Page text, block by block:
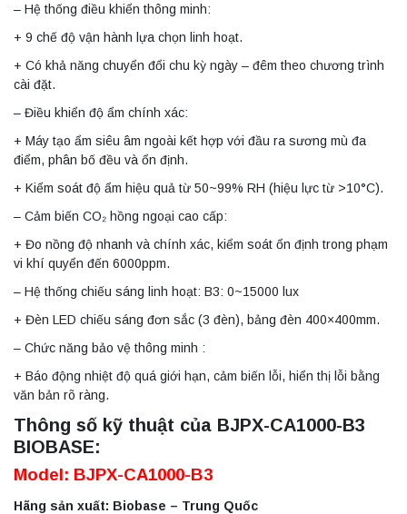
– Hệ thống điều khiển thông minh:
+ 9 chế độ vận hành lựa chọn linh hoạt.
+ Có khả năng chuyển đổi chu kỳ ngày – đêm theo chương trình
cài đặt.
– Điều khiển độ ẩm chính xác:
+ Máy tạo ẩm siêu âm ngoài kết hợp với đầu ra sương mù đa
điểm, phân bố đều và ổn định.
+ Kiểm soát độ ẩm hiệu quả từ 50~99% RH (hiệu lực từ >10°C).
– Cảm biến CO₂ hồng ngoại cao cấp:
+ Đo nồng độ nhanh và chính xác, kiểm soát ổn định trong phạm
vi khí quyển đến 6000ppm.
– Hệ thống chiếu sáng linh hoạt: B3: 0~15000 lux
+ Đèn LED chiếu sáng đơn sắc (3 đèn), bảng đèn 400×400mm.
– Chức năng bảo vệ thông minh :
+ Báo động nhiệt độ quá giới hạn, cảm biến lỗi, hiển thị lỗi bằng
văn bản rõ ràng.
Thông số kỹ thuật của BJPX-CA1000-B3
BIOBASE:
Model: BJPX-CA1000-B3
Hãng sản xuất: Biobase – Trung Quốc